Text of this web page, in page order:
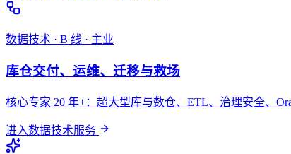
数据技术 · B 线 · 主业
库仓交付、运维、迁移与救场
核心专家 20 年+：超大型库与数仓、ETL、治理安全、
进入数据技术服务